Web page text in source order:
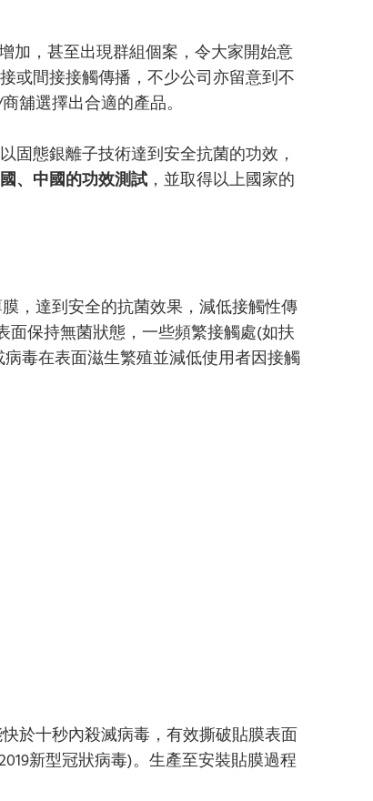
加，甚至出現群組個案，令大家開始意
或間接接觸傳播，不少公司亦留意到不
舖選擇出合適的產品。
固態銀離子技術達到安全抗菌的功效，
、中國的功效測試 ，並取得以上國家的
，達到安全的抗菌效果，減低接觸性傳
保持無菌狀態，一些頻繁接觸處(如扶
毒在表面滋生繁殖並減低使用者因接觸
於十秒內殺滅病毒，有效撕破貼膜表面
新型冠狀病毒)。生產至安裝貼膜過程